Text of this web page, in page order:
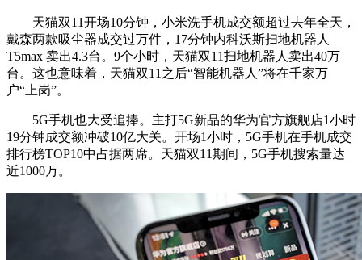
天猫双11开场10分钟，小米洗手机成交额超过去年全天，
戴森两款吸尘器成交过万件，17分钟内科沃斯扫地机器人
T5max 卖出4.3台。9个小时，天猫双11扫地机器人卖出40万
台。这也意味着，天猫双11之后“智能机器人”将在千家万
户“上岗”。
5G手机也大受追捧。主打5G新品的华为官方旗舰店1小时
19分钟成交额冲破10亿大关。开场1小时，5G手机在手机成交
排行榜TOP10中占据两席。天猫双11期间，5G手机搜索量达
近1000万。